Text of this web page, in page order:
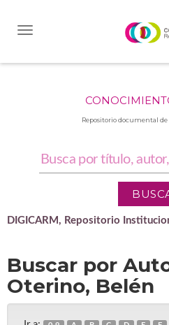
Repositorio documental de
DIGICARM, Repositorio
Buscar por
Oterino, Belén